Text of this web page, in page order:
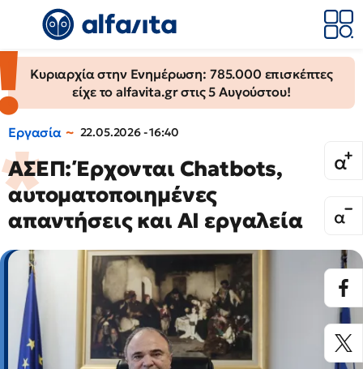
Κυριαρχία στην Ενημέρωση: 785.000 επισκέπτες
είχε το alfavita.gr στις 5 Αυγούστου!
Εργασία 22.05.2026 - 16:40
ΑΣΕΠ: Έρχονται Chatbots,
αυτοματοποιημένες
απαντήσεις και AI εργαλεία